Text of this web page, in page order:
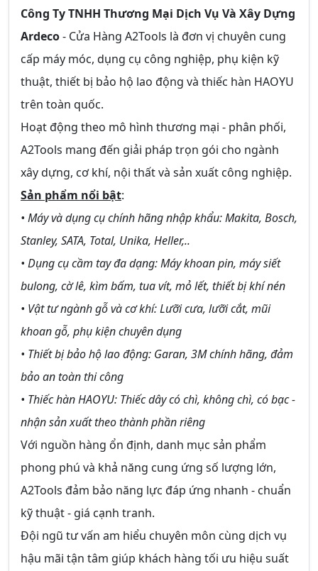
Công Ty TNHH Thương Mại Dịch Vụ Và Xây Dựng
Ardeco- Cửa Hàng A2Tools là đơn vị chuyên cung
cấp máy móc, dụng cụ công nghiệp, phụ kiện kỹ
thuật, thiết bị bảo hộ lao động và thiếc hàn HAOYU
trên toàn quốc.
Hoạt động theo mô hình thương mại - phân phối,
A2Tools mang đến giải pháp trọn gói cho ngành
xây dựng, cơ khí, nội thất và sản xuất công nghiệp.
Sản phẩm nổi bật:
• Máy và dụng cụ chính hãng nhập khẩu: Makita, Bosch,
Stanley, SATA, Total, Unika, Heller,..
• Dụng cụ cầm tay đa dạng: Máy khoan pin, máy siết
bulong, cờ lê, kìm bấm, tua vít, mỏ lết, thiết bị khí nén
• Vật tư ngành gỗ và cơ khí: Lưỡi cưa, lưỡi cắt, mũi
khoan gỗ, phụ kiện chuyên dụng
• Thiết bị bảo hộ lao động: Garan, 3M chính hãng, đảm
bảo an toàn thi công
• Thiếc hàn HAOYU: Thiếc dây có chì, không chì, có bạc -
nhận sản xuất theo thành phần riêng
Với nguồn hàng ổn định, danh mục sản phẩm
phong phú và khả năng cung ứng số lượng lớn,
A2Tools đảm bảo năng lực đáp ứng nhanh - chuẩn
kỹ thuật - giá cạnh tranh.
Đội ngũ tư vấn am hiểu chuyên môn cùng dịch vụ
hậu mãi tận tâm giúp khách hàng tối ưu hiệu suất